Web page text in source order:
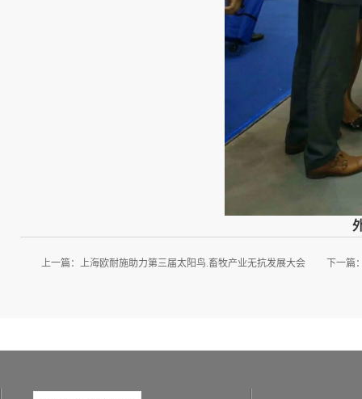
上一篇： 上海欧耐施助力第三届太阳鸟.畜牧产业无抗发展大会 下一篇